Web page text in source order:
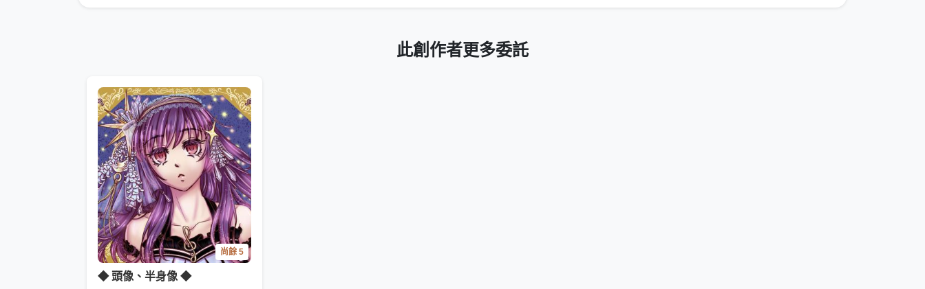
此創作者更多委託
尚餘 5
◆ 頭像、半身像 ◆